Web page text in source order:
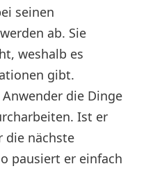
seinen
ab. Sie
weshalb es
gibt.
die Dinge
Ist er
die nächste
pausiert er einfach